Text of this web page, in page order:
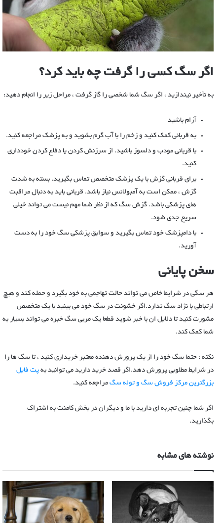
اگر سگ کسی را گرفت چه باید کرد؟
به تأخیر نیندازید ، اگر سگ شما شخصی را گاز گرفت ، مراحل زیر را انجام دهید:
آرام باشید
به قربانی کمک کنید و زخم را با آب گرم بشوید و به پزشک مراجعه کنید.
با قربانی مودب و دلسوز باشید. از سرزنش کردن یا دفاع کردن خودداری
کنید.
برای قربانی گزش با یک پزشک متخصص تماس بگیرید. بسته به شدت
گزش ، ممکن است به آمبولانس نیاز باشد. قربانی باید به دنبال مراقبت
های پزشکی باشد. گزش سگ که از نظر شما مهم نیست می تواند خیلی
سریع جدی شود.
با دامپزشک خود تماس بگیرید و سوابق پزشکی سگ خود را به دست
آورید.
سخن پایانی
هر سگی در شرایط خاص می تواند حالت تهاجمی به خود بگیرد و حمله کند و هیچ
ارتباطی با نژاد سگ ندارد.اگر خشونت در سگ خود می بینید با یک متخصص
مشورت کنید تا دلایل ان با خبر شوید قطعا یک مربی سگ خبره می تواند بسیار به
شما کمک کند.
نکته : حتما سگ خود را از یک پرورش دهنده معتبر خریداری کنید ، تا سگ ها را
در شرایط مطلوبی پرورش دهد.اگر قصد خرید دارید می توانید به پت فایل
بزرگترین مرکز فروش سگ و توله سگ مراجعه کنید.
اگر شما چنین تجربه ای دارید با ما و دیگران در بخش کامنت به اشتراک
بگذارید.
نوشته های مشابه